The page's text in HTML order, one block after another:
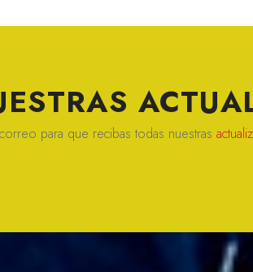
para que recibas todas nuestras